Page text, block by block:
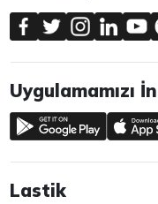
Uygulamamızı
Lastik